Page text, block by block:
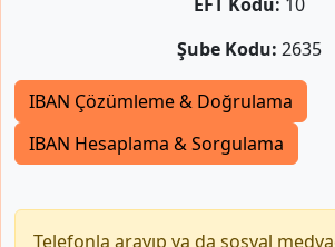
Şube Kodu: 2635
IBAN Çözümleme & Doğrulama
IBAN Hesaplama & Sorgulama
Telefonla arayıp ya da sosyal